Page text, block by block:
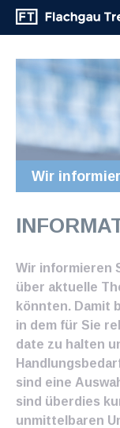
Wir
Wir informieren
über aktuelle
könnten. Damit
in dem für Sie
date zu halten
sind eine
sind überdies
unmittelbaren